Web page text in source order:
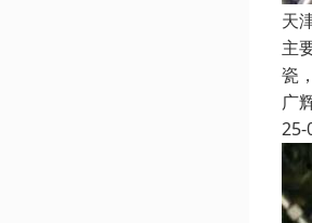
天
主
瓷
广
25-